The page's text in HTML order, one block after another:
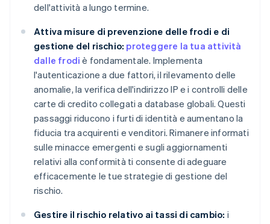
dell'attività a lungo termine.
Attiva misure di prevenzione delle frodi e di
gestione del rischio: proteggere la tua attività
dalle frodi è fondamentale. Implementa
l'autenticazione a due fattori, il rilevamento delle
anomalie, la verifica dell'indirizzo IP e i controlli delle
carte di credito collegati a database globali. Questi
passaggi riducono i furti di identità e aumentano la
fiducia tra acquirenti e venditori. Rimanere informati
sulle minacce emergenti e sugli aggiornamenti
relativi alla conformità ti consente di adeguare
efficacemente le tue strategie di gestione del
rischio.
Gestire il rischio relativo ai tassi di cambio: i